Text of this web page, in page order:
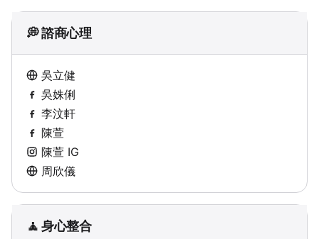
💭 諮商心理
吳立健
吳姝俐
李汶軒
陳萱
陳萱 IG
周欣儀
🧘 身心整合